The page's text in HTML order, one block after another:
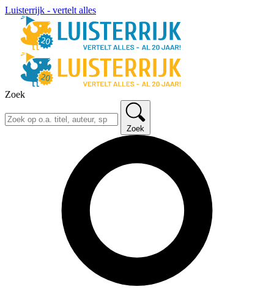
Luisterrijk - vertelt alles
Zoek
Zoek